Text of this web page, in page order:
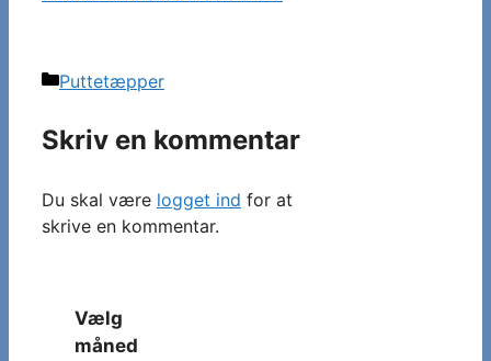
Kategorier
Puttetæpper
Skriv en kommentar
Du skal være logget ind for at
skrive en kommentar.
Vælg
måned